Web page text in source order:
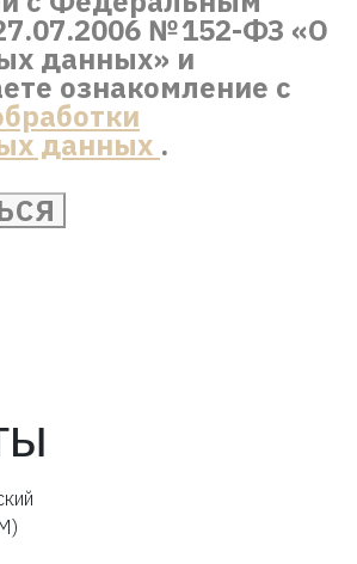
№ 152-ФЗ «О
данных» и
ознакомление с
данных .